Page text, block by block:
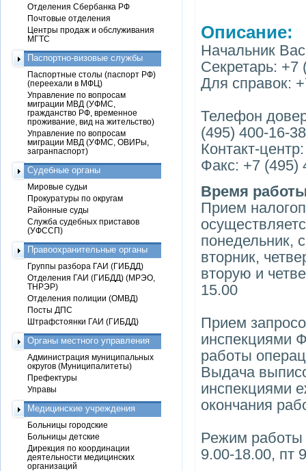
Описание:
Начальник
Секретарь: +7
Для справок:
Телефон
(495) 400-16-38
Контакт-
Факс: +7 (495)
Время
Прием
понедельник,
вторник,
вторую и
15.00
Прием
инспекциями
работы
Выдача
инспекциями
окончания
Режим работы
9.00-18.00, пт
Отделения Сбербанка РФ
Почтовые отделения
Центры продаж и обслуживания
МГТС
Паспортно-визовые службы
Паспортные столы (паспорт РФ)
(переехали в МФЦ)
Управление по вопросам
миграции МВД (УФМС,
гражданство РФ, временное
проживание, вид на жительство)
Управление по вопросам
миграции МВД (УФМС, ОВИРы,
загранпаспорт)
Судебные органы
Мировые судьи
Прокуратуры по округам
Районные суды
Служба судебных приставов
(УФССП)
Правоохранительные органы
Группы разбора ГАИ (ГИБДД)
Отделения ГАИ (ГИБДД) (МРЭО,
ТНРЭР)
Отделения полиции (ОМВД)
Посты ДПС
Штрафстоянки ГАИ (ГИБДД)
Органы местного управления
Администрация муниципальных
округов (Муниципалитеты)
Префектуры
Управы
Медицинские учреждения
Больницы городские
Больницы детские
Дирекция по координации
деятельности медицинских
организаций